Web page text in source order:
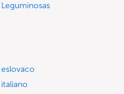
Leguminosas
eslovaco
italiano